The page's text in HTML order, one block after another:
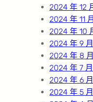
2024 年 12
2024 年 11 月
2024 年 10
2024 年 9 月
2024 年 8 月
2024 年 7 月
2024 年 6 月
2024 年 5 月